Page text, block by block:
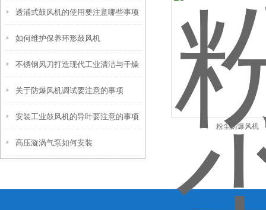
透浦式鼓风机的使用要注意哪些事项
如何维护保养环形鼓风机
不锈钢风刀打造现代工业清洁与干燥
的神器
关于防爆风机调试要注意的事项
安装工业鼓风机的导叶要注意的事项
高压漩涡气泵如何安装
粉尘防爆风机